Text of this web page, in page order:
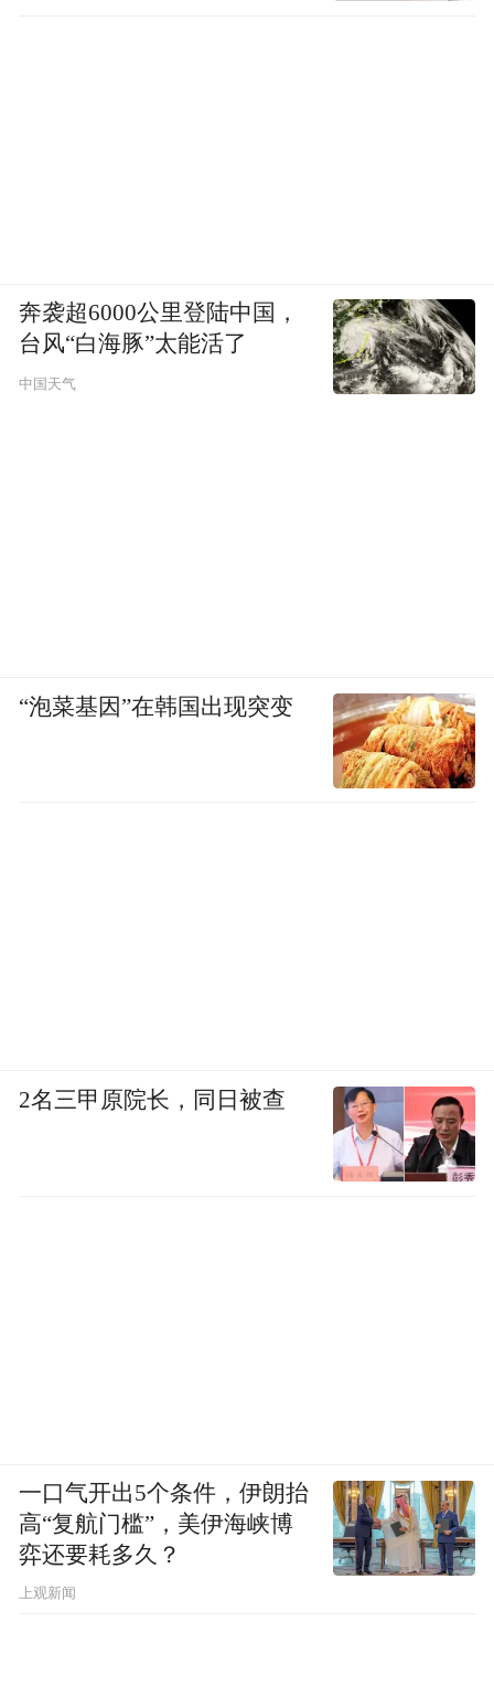
奔袭超6000公里登陆中国，
台风“白海豚”太能活了
中国天气
“泡菜基因”在韩国出现突变
2名三甲原院长，同日被查
一口气开出5个条件，伊朗抬
高“复航门槛”，美伊海峡博
弈还要耗多久？
上观新闻